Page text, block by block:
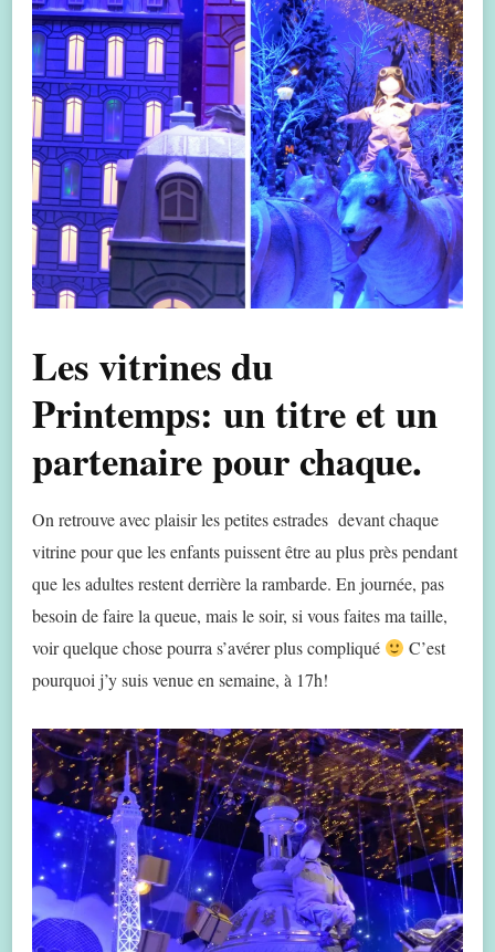
Les vitrines du
Printemps: un titre et un
partenaire pour chaque.
On retrouve avec plaisir les petites estrades devant chaque
vitrine pour que les enfants puissent être au plus près pendant
que les adultes restent derrière la rambarde. En journée, pas
besoin de faire la queue, mais le soir, si vous faites ma taille,
voir quelque chose pourra s’avérer plus compliqué
C’est
pourquoi j’y suis venue en semaine, à 17h!